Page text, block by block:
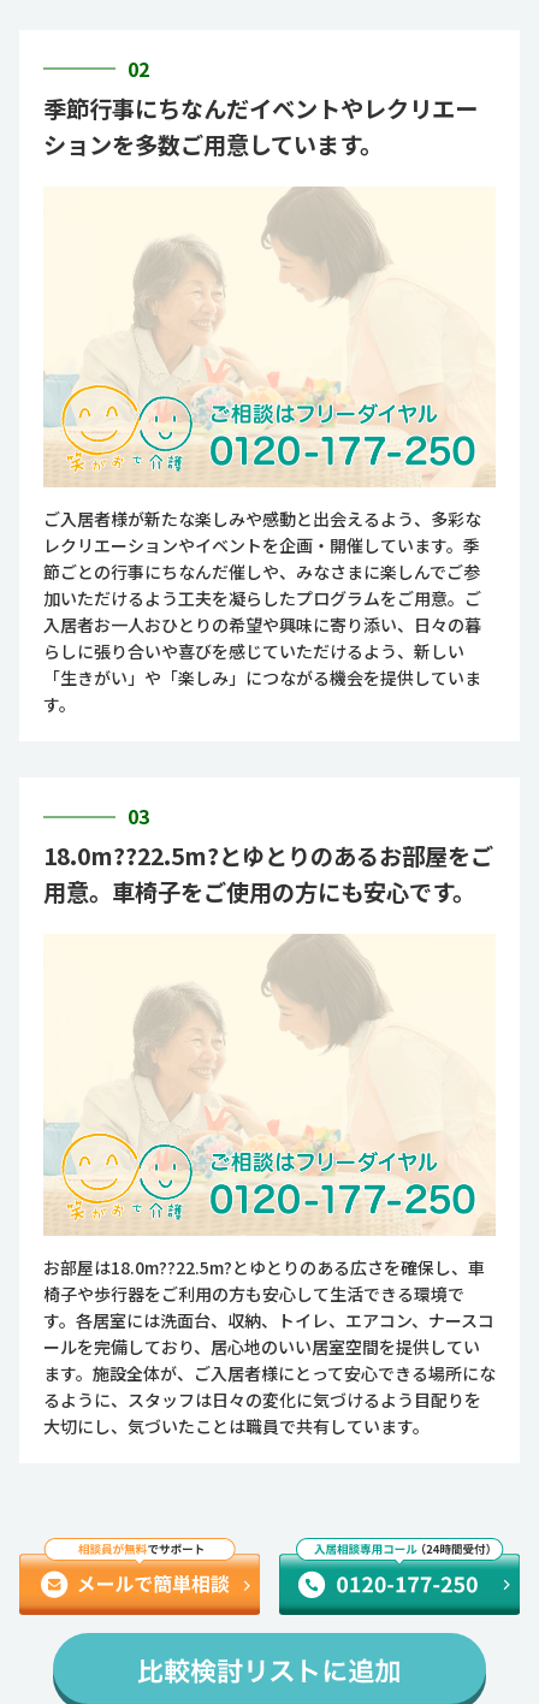
02
季節行事にちなんだイベントやレクリエー
ションを多数ご用意しています。
ご入居者様が新たな楽しみや感動と出会えるよう、多彩な
レクリエーションやイベントを企画・開催しています。季
節ごとの行事にちなんだ催しや、みなさまに楽しんでご参
加いただけるよう工夫を凝らしたプログラムをご用意。ご
入居者お一人おひとりの希望や興味に寄り添い、日々の暮
らしに張り合いや喜びを感じていただけるよう、新しい
「生きがい」や「楽しみ」につながる機会を提供していま
す。
03
18.0m??22.5m?とゆとりのあるお部屋をご
用意。車椅子をご使用の方にも安心です。
お部屋は18.0m??22.5m?とゆとりのある広さを確保し、車
椅子や歩行器をご利用の方も安心して生活できる環境で
す。各居室には洗面台、収納、トイレ、エアコン、ナースコ
ールを完備しており、居心地のいい居室空間を提供してい
ます。施設全体が、ご入居者様にとって安心できる場所にな
るように、スタッフは日々の変化に気づけるよう目配りを
大切にし、気づいたことは職員で共有しています。